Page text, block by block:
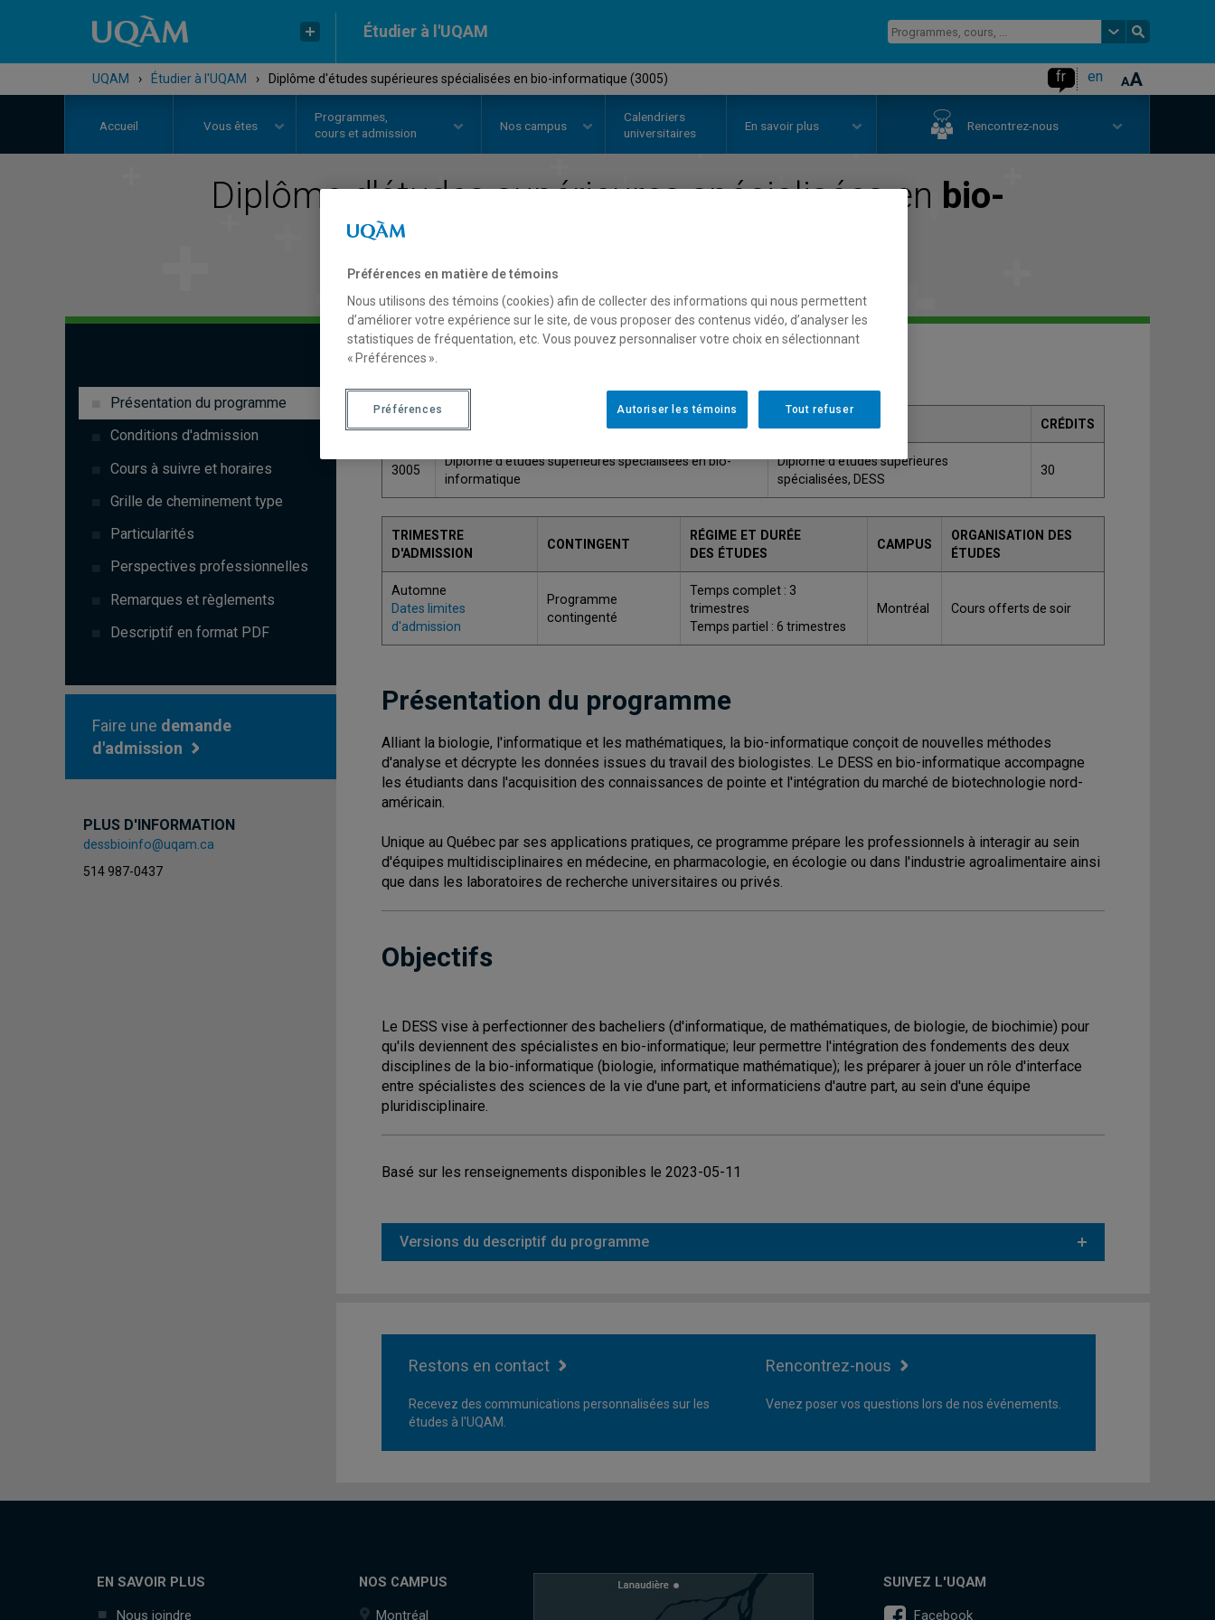
Étudier à l'UQAM
UQAM › Étudier à l'UQAM › Diplôme d'études supérieures spécialisées en bio-informatique (3005) fr en
Accueil Vous êtes
Programmes,
cours et admission
Nos campus
Calendriers
universitaires
En savoir plus Rencontrez-nous
Diplôme d'études supérieures spécialisées en bio-
Présentation du programme
Conditions d'admission
Cours à suivre et horaires
Grille de cheminement type
Particularités
Perspectives professionnelles
Remarques et règlements
Descriptif en format PDF
Faire une demande
d'admission
PLUS D'INFORMATION
dessbioinfo@uqam.ca
514 987-0437
TITRE CRÉDITS
3005
Diplôme d'études supérieures spécialisées en bio-
informatique
Diplôme d'études supérieures
spécialisées, DESS
30
TRIMESTRE
D'ADMISSION
CONTINGENT
RÉGIME ET DURÉE
DES ÉTUDES
CAMPUS
ORGANISATION DES
ÉTUDES
Automne
Dates limites
d'admission
Programme
contingenté
Temps complet : 3
trimestres
Temps partiel : 6 trimestres
Montréal Cours offerts de soir
Présentation du programme
Alliant la biologie, l'informatique et les mathématiques, la bio-informatique conçoit de nouvelles méthodes
d'analyse et décrypte les données issues du travail des biologistes. Le DESS en bio-informatique accompagne
les étudiants dans l'acquisition des connaissances de pointe et l'intégration du marché de biotechnologie nord-
américain.
Unique au Québec par ses applications pratiques, ce programme prépare les professionnels à interagir au sein
d'équipes multidisciplinaires en médecine, en pharmacologie, en écologie ou dans l'industrie agroalimentaire ainsi
que dans les laboratoires de recherche universitaires ou privés.
Objectifs
Le DESS vise à perfectionner des bacheliers (d'informatique, de mathématiques, de biologie, de biochimie) pour
qu'ils deviennent des spécialistes en bio-informatique; leur permettre l'intégration des fondements des deux
disciplines de la bio-informatique (biologie, informatique mathématique); les préparer à jouer un rôle d'interface
entre spécialistes des sciences de la vie d'une part, et informaticiens d'autre part, au sein d'une équipe
pluridisciplinaire.
Basé sur les renseignements disponibles le 2023-05-11
Versions du descriptif du programme
Restons en contact
Recevez des communications personnalisées sur les
études à l'UQAM.
Rencontrez-nous
Venez poser vos questions lors de nos événements.
EN SAVOIR PLUS
Nous joindre
NOS CAMPUS
Montréal
SUIVEZ L'UQAM
Facebook
Préférences en matière de témoins
Nous utilisons des témoins (cookies) afin de collecter des informations qui nous permettent
d’améliorer votre expérience sur le site, de vous proposer des contenus vidéo, d’analyser les
statistiques de fréquentation, etc. Vous pouvez personnaliser votre choix en sélectionnant
« Préférences ».
Tout refuser
Autoriser les témoins
Préférences